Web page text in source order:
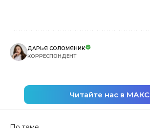
ДАРЬЯ СОЛОМЯНИК
КОРРЕСПОНДЕНТ
Читайте нас в МАКС